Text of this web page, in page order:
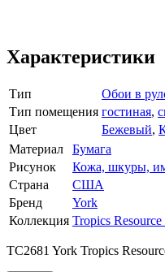
Характеристики
Тип
Обои в
Тип помещения гостиная,
Цвет
Бежевый,
Материал
Бумага
Рисунок
Кожа, шкуры,
Страна
США
Бренд
York
Коллекция Tropics
TC2681 York Tropics